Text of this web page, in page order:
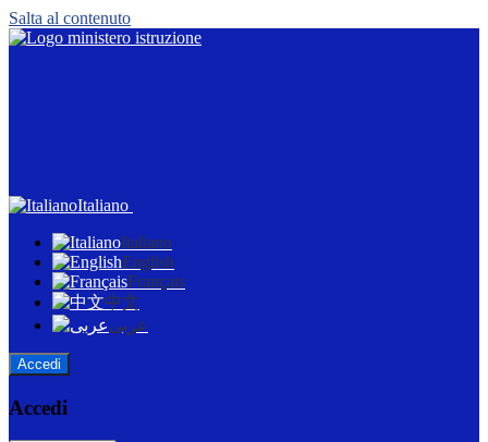
Salta al contenuto
Italiano
Italiano
English
Français
中文
عربى
Accedi
Accedi